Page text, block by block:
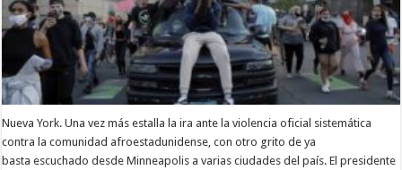
Nueva York. Una vez más estalla la ira ante la violencia oficial sistemática
contra la comunidad afroestadunidense, con otro grito de ya
basta escuchado desde Minneapolis a varias ciudades del país. El presidente